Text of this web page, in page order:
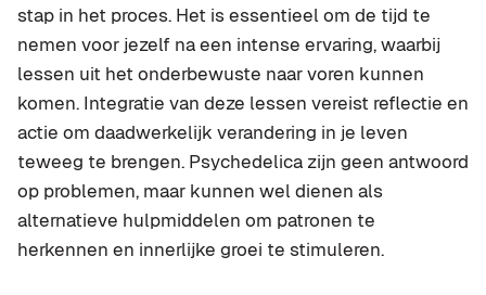
stap in het proces. Het is essentieel om de tijd te
nemen voor jezelf na een intense ervaring, waarbij
lessen uit het onderbewuste naar voren kunnen
komen. Integratie van deze lessen vereist reflectie en
actie om daadwerkelijk verandering in je leven
teweeg te brengen. Psychedelica zijn geen antwoord
op problemen, maar kunnen wel dienen als
alternatieve hulpmiddelen om patronen te
herkennen en innerlijke groei te stimuleren.